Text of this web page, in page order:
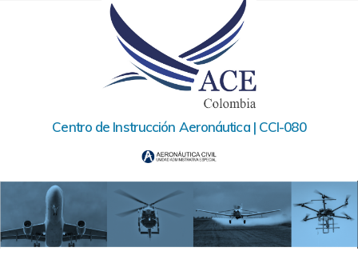
Centro de Instrucción Aeronáutica | CCI-080